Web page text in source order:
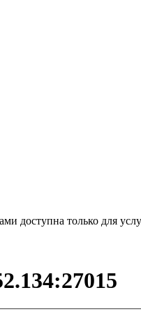
доступна только для